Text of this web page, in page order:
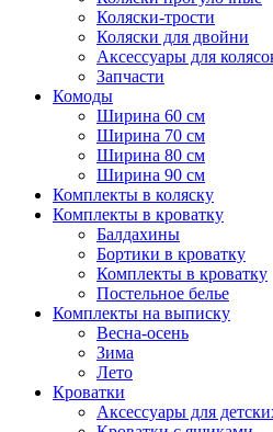
Коляски-трости
Коляски для двойни
Аксессуары для
Запчасти
Комоды
Ширина 60 см
Ширина 70 см
Ширина 80 см
Ширина 90 см
Комплекты в коляску
Комплекты в кроватку
Балдахины
Бортики в кроватку
Комплекты в кроватку
Постельное белье
Комплекты на выписку
Весна-осень
Зима
Лето
Кроватки
Аксессуары для